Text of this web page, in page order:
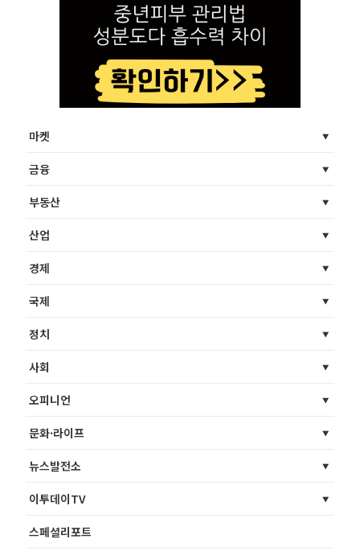
마켓
금융
부동산
산업
경제
국제
정치
사회
오피니언
문화·라이프
뉴스발전소
이투데이TV
스페셜리포트